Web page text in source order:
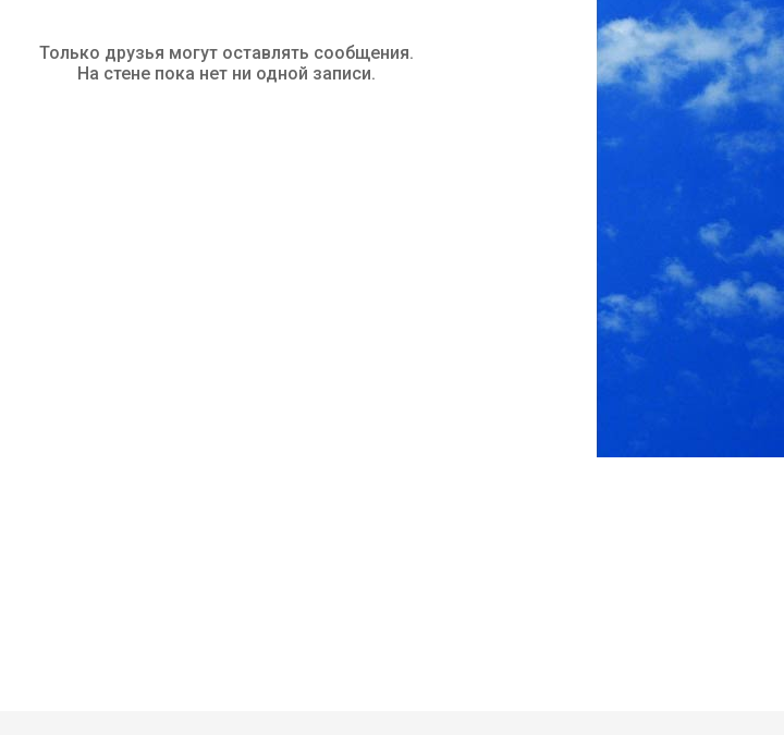
Только друзья могут оставлять сообщения.
На стене пока нет ни одной записи.